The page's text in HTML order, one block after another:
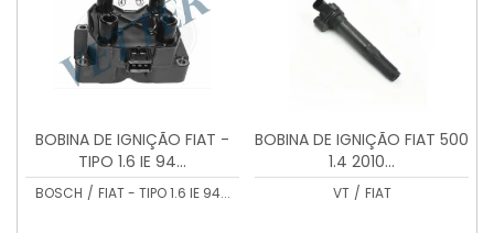
BOBINA DE IGNIÇÃO FIAT -
TIPO 1.6 IE 94...
BOSCH / FIAT - TIPO 1.6 IE 94...
BOBINA DE IGNIÇÃO FIAT 500
1.4 2010...
VT / FIAT